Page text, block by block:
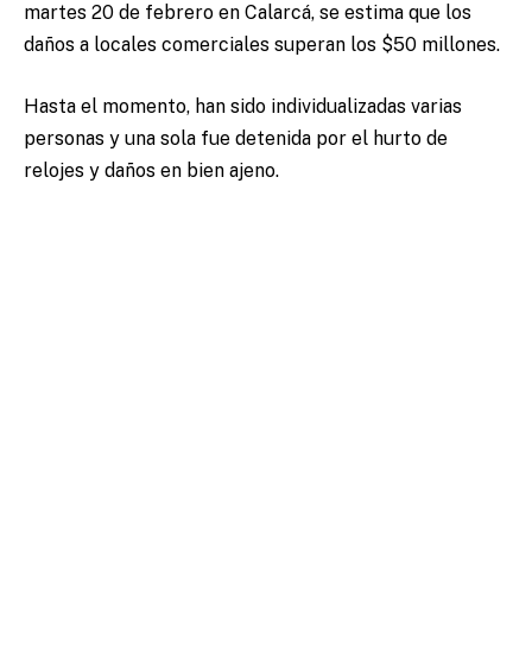
martes 20 de febrero en Calarcá, se estima que los
daños a locales comerciales superan los $50 millones.
Hasta el momento, han sido individualizadas varias
personas y una sola fue detenida por el hurto de
relojes y daños en bien ajeno.